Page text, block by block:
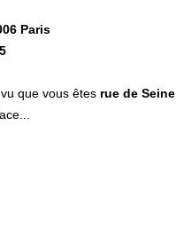
Paris
que vous êtes rue de Seine